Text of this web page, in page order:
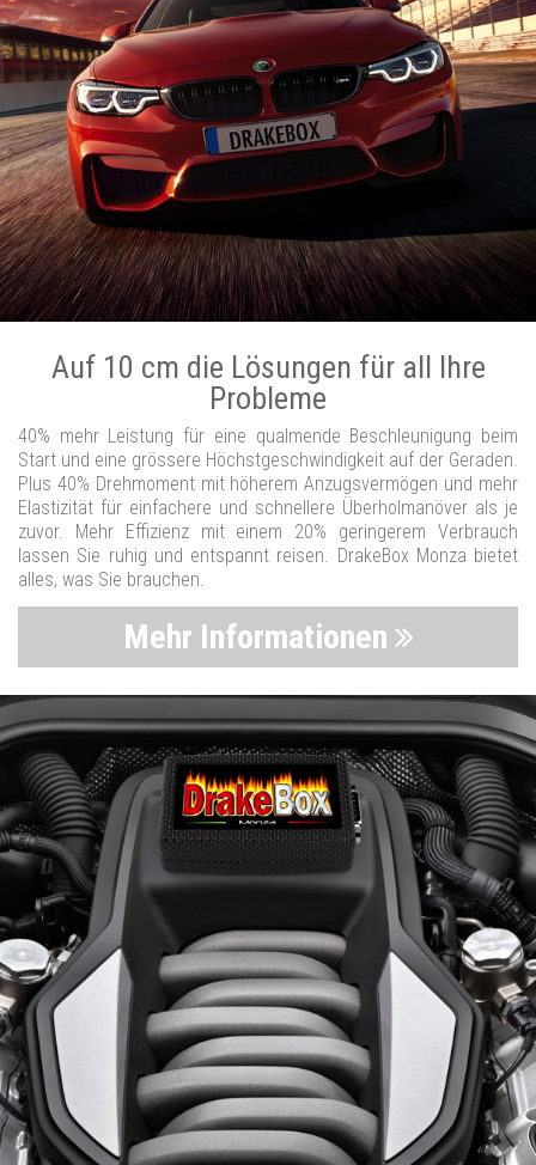
Auf 10 cm die Lösungen für all Ihre
Probleme
40% mehr Leistung für eine qualmende Beschleunigung beim
Start und eine grössere Höchstgeschwindigkeit auf der Geraden.
Plus 40% Drehmoment mit höherem Anzugsvermögen und mehr
Elastizität für einfachere und schnellere Überholmanöver als je
zuvor. Mehr Effizienz mit einem 20% geringerem Verbrauch
lassen Sie ruhig und entspannt reisen. DrakeBox Monza bietet
alles, was Sie brauchen.
Mehr Informationen